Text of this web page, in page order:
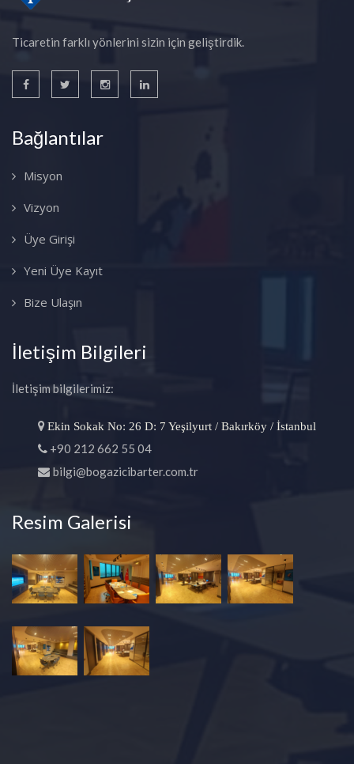
Ticaretin farklı yönlerini sizin için geliştirdik.
Bağlantılar
Misyon
Vizyon
Üye Girişi
Yeni Üye Kayıt
Bize Ulaşın
İletişim Bilgileri
İletişim bilgilerimiz:
Ekin Sokak No: 26 D: 7 Yeşilyurt / Bakırköy / İstanbul
+90 212 662 55 04
bilgi@bogazicibarter.com.tr
Resim Galerisi